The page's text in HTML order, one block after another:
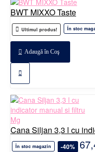
BWT MIXXO Taste
Ultimul produs! În stoc
Adaugă în Coş
Cana Siljan 3,3 l cu
În stoc magazin -40%